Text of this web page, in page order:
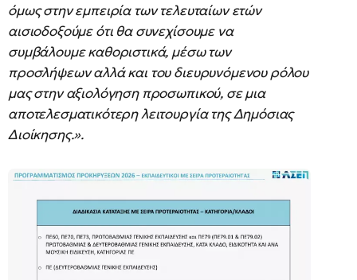
όμως στην εμπειρία των τελευταίων ετών
αισιοδοξούμε ότι θα συνεχίσουμε να
συμβάλουμε καθοριστικά, μέσω των
προσλήψεων αλλά και του διευρυνόμενου ρόλου
μας στην αξιολόγηση προσωπικού, σε μια
αποτελεσματικότερη λειτουργία της Δημόσιας
Διοίκησης.».